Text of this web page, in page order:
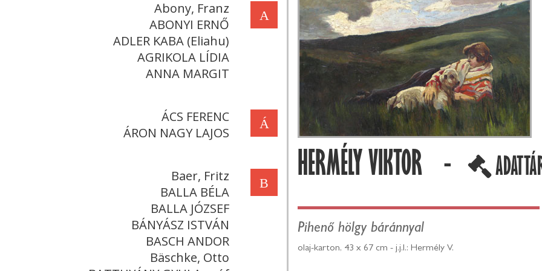
A
Abony, Franz
ABONYI ERNŐ
ADLER KABA (Eliahu)
AGRIKOLA LÍDIA
ANNA MARGIT
Á
ÁCS FERENC
ÁRON NAGY LAJOS
B
Baer, Fritz
BALLA BÉLA
BALLA JÓZSEF
BÁNYÁSZ ISTVÁN
BASCH ANDOR
Bäschke, Otto
HERMÉLY VIKTOR -
Pihenő hölgy báránnyal
olaj-karton, 43 x 67 cm - j.j.l.: Hermély V.